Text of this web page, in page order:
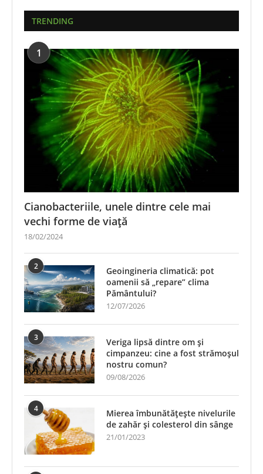
TRENDING
1
Cianobacteriile, unele dintre cele mai
vechi forme de viață
18/02/2024
2
Geoingineria climatică: pot
oamenii să „repare” clima
Pământului?
12/07/2026
3
Veriga lipsă dintre om și
cimpanzeu: cine a fost strămoșul
nostru comun?
09/08/2026
4
Mierea îmbunătățește nivelurile
de zahăr și colesterol din sânge
21/01/2023